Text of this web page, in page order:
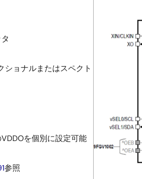
ショナルまたはスペクト
を個別に設定可能
参照